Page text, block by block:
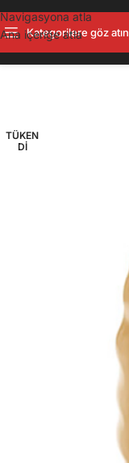
Navigasyona atla
Ana içeriğe atla
Kategorilere göz atın
TÜKEN
DI